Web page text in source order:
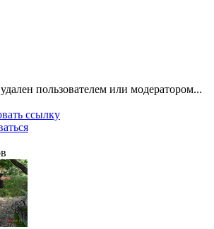
пользователем или модератором...
ссылку